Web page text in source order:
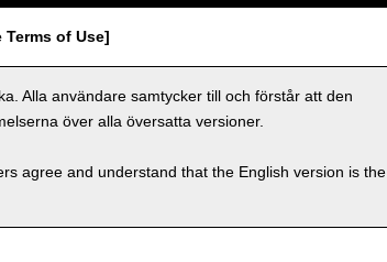
of Use]
Alla användare samtycker till och förstår att den
över alla översatta versioner.
agree and understand that the English version is the